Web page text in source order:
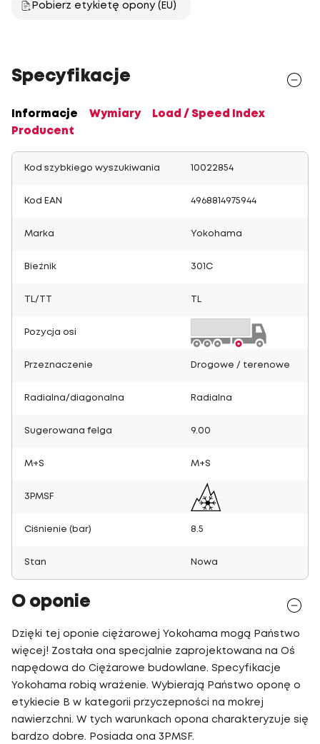
Pobierz etykietę opony (EU)
Specyfikacje
Informacje Wymiary
Load / Speed Index
Producent
Kod szybkiego wyszukiwania 10022854
Kod EAN 4968814975944
Marka Yokohama
Bieżnik 301C
TL/TT
Pozycja osi
Przeznaczenie Drogowe / terenowe
Radialna/diagonalna Radialna
Sugerowana felga 9.00
M+S M+S
3PMSF
Ciśnienie (bar) 8.5
Stan Nowa
O oponie
Dzięki tej oponie ciężarowej Yokohama mogą Państwo
więcej! Została ona specjalnie zaprojektowana na Oś
napędowa do Ciężarowe budowlane. Specyfikacje
Yokohama robią wrażenie. Wybierają Państwo oponę o
etykiecie B w kategorii przyczepności na mokrej
nawierzchni. W tych warunkach opona charakteryzuje się
bardzo dobre. Posiada ona 3PMSF.